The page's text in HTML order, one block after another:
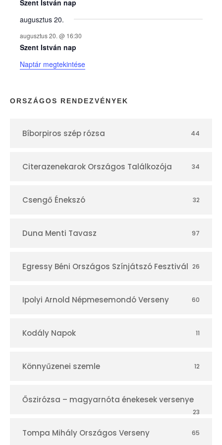
k
n
a
p
r
Szent István nap
augusztus 20.
augusztus 20. @ 16:30
Szent István nap
Naptár megtekintése
ORSZÁGOS RENDEZVÉNYEK
Bíborpiros szép rózsa 44
Citerazenekarok Országos Találkozója 34
Csengő Énekszó 32
Duna Menti Tavasz 97
Egressy Béni Országos Színjátszó Fesztivál 26
Ipolyi Arnold Népmesemondó Verseny 60
Kodály Napok 11
Könnyűzenei szemle 12
Őszirózsa – magyarnóta énekesek versenye
23
Tompa Mihály Országos Verseny 65